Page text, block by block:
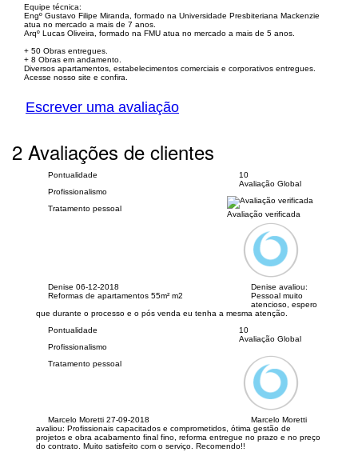
Equipe técnica:
Engº Gustavo Filipe Miranda, formado na Universidade Presbiteriana Mackenzie
atua no mercado a mais de 7 anos.
Arqº Lucas Oliveira, formado na FMU atua no mercado a mais de 5 anos.
+ 50 Obras entregues.
+ 8 Obras em andamento.
Diversos apartamentos, estabelecimentos comerciais e corporativos entregues.
Acesse nosso site e confira.
Escrever uma avaliação
2 Avaliações de clientes
Pontualidade
Profissionalismo
Tratamento pessoal
10
Avaliação Global
Avaliação verificada
Denise 06-12-2018
Reformas de apartamentos 55m² m2
Denise avaliou:
Pessoal muito
atencioso, espero
que durante o processo e o pós venda eu tenha a mesma atenção.
Pontualidade
Profissionalismo
Tratamento pessoal
10
Avaliação Global
Marcelo Moretti 27-09-2018
Marcelo Moretti
avaliou: Profissionais capacitados e comprometidos, ótima gestão de
projetos e obra acabamento final fino, reforma entregue no prazo e no preço
do contrato. Muito satisfeito com o serviço. Recomendo!!